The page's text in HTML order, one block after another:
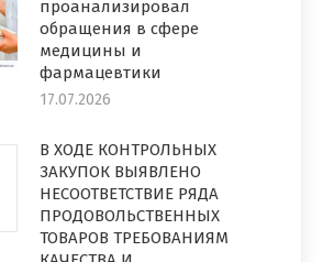
проанализировал
обращения в сфере
медицины и
фармацевтики
17.07.2026
В ХОДЕ КОНТРОЛЬНЫХ
ЗАКУПОК ВЫЯВЛЕНО
НЕСООТВЕТСТВИЕ РЯДА
ПРОДОВОЛЬСТВЕННЫХ
ТОВАРОВ ТРЕБОВАНИЯМ